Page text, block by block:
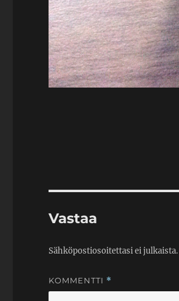
Vastaa
Sähköpostiosoitettasi ei julkaista.
KOMMENTTI *